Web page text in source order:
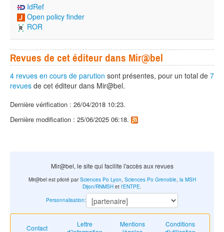
IdRef
Open policy finder
ROR
Revues de cet éditeur dans Mir@bel
4 revues en cours de parution sont présentes, pour un total de 7
revues de cet éditeur dans Mir@bel.
Dernière vérification : 26/04/2018 10:23.
Dernière modification : 25/06/2025 06:18.
Mir@bel, le site qui facilite l'accès aux revues
Contact
Lettre
Mentions
Conditions
Mir@bel est piloté parSciences Po Lyon, Sciences Po Grenoble, la MSH
Dijon/RNMSH et l'ENTPE.
Personnalisation: